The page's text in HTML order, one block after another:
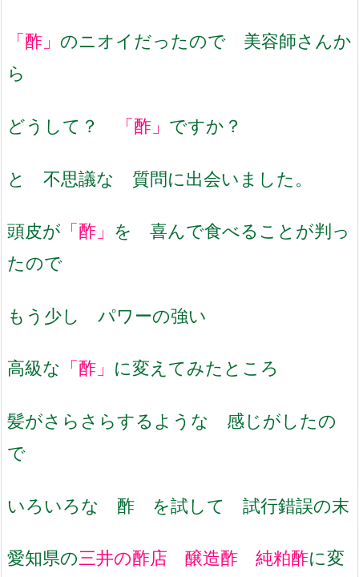
「酢」 のニオイだったので 美容師さんか
ら
どうして？ 「酢」 ですか？
と 不思議な 質問に出会いました。
頭皮が 「酢」 を 喜んで食べることが判っ
たので
もう少し パワーの強い
高級な 「酢」 に変えてみたところ
髪がさらさらするような 感じがしたの
で
いろいろな 酢 を試して 試行錯誤の末
愛知県の三井の酢店 醸造酢 純粕酢に変